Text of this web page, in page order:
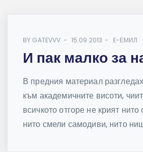
BY GATEVVV 15.09.2013 E-ЕМИЛ
И пак малко за
В предния материал
към академичните висоти,
всичкото отгоре не крият
нито смели самодиви, нито